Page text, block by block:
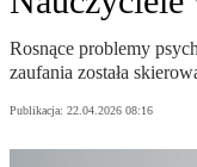
Rosnące problemy
zaufania została
Publikacja: 22.04.2026 08:16